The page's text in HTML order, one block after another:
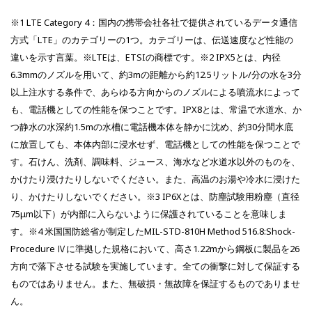
※1 LTE Category 4：国内の携帯会社各社で提供されているデータ通信
方式「LTE」のカテゴリーの1つ。カテゴリーは、伝送速度など性能の
違いを示す言葉。※LTEは、ETSIの商標です。※2IPX5とは、内径
6.3mmのノズルを用いて、約3mの距離から約12.5リットル/分の水を3分
以上注水する条件で、あらゆる方向からのノズルによる噴流水によって
も、電話機としての性能を保つことです。IPX8とは、常温で水道水、か
つ静水の水深約1.5mの水槽に電話機本体を静かに沈め、約30分間水底
に放置しても、本体内部に浸水せず、電話機としての性能を保つことで
す。石けん、洗剤、調味料、ジュース、海水など水道水以外のものを、
かけたり浸けたりしないでください。また、高温のお湯や冷水に浸けた
り、かけたりしないでください。※3 IP6Xとは、防塵試験用粉塵（直径
75μm以下）が内部に入らないように保護されていることを意味しま
す。※4 米国国防総省が制定したMIL-STD-810H Method 516.8:Shock-
Procedure Ⅳに準拠した規格において、高さ1.22mから鋼板に製品を26
方向で落下させる試験を実施しています。全ての衝撃に対して保証する
ものではありません。また、無破損・無故障を保証するものでありませ
ん。